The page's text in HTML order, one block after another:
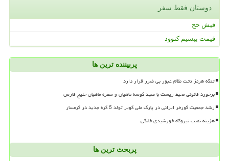
دوستان فقط سفر
فیش حج
قیمت بیسیم کنوود
پربیننده ترین ها
تنگه هرمز تحت نظام عبور بی ضرر قرار دارد
برخورد قانونی محیط زیست با صید کوسه ماهیان و سفره ماهیان خلیج فارس
رشد جمعیت گورخر ایرانی در پارک ملی کویر تولد 5 کره جدید در گرمسار
هزینه نصب نیروگاه خورشیدی خانگی
پربحث ترین ها